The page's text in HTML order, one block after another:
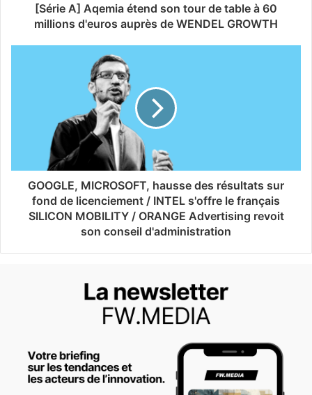
[Série A] Aqemia étend son tour de table à 60
millions d'euros auprès de WENDEL GROWTH
GOOGLE, MICROSOFT, hausse des résultats sur
fond de licenciement / INTEL s'offre le français
SILICON MOBILITY / ORANGE Advertising revoit
son conseil d'administration